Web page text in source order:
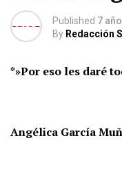
Published 7
By Redacción
*»Por eso les daré
Angélica García